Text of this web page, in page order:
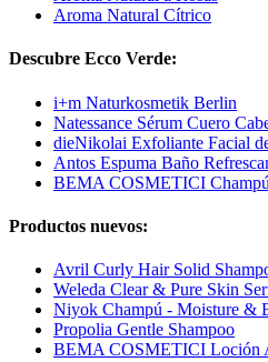
Aroma Natural Cítrico
Descubre Ecco Verde:
i+m Naturkosmetik Berlin
Natessance Sérum Cuero
dieNikolai Exfoliante Facial
Antos Espuma Baño
BEMA COSMETICI
Productos nuevos:
Avril Curly Hair Solid
Weleda Clear & Pure Skin
Niyok Champú - Moisture &
Propolia Gentle Shampoo
BEMA COSMETICI Loción